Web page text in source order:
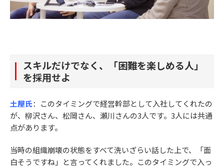
スキルだけでなく、「困難を楽しめる人」
を採用せよ
土屋氏：このタイミングで経営幹部として入社してくれたの
が、柳沢さん、松岡さん、瀬川さんの3人です。3人には共通
点があります。
当時の組織崩壊の状態をすべて洗いざらい話した上で、「面
白そうですね」と言ってくれました。このタイミングで入っ